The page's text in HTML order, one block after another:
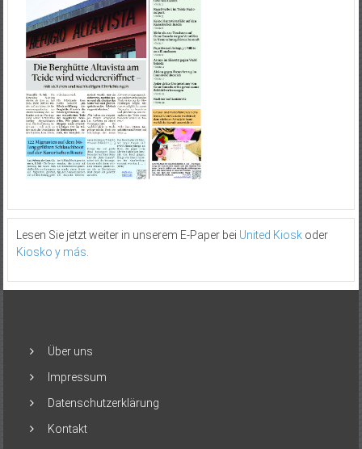
Lesen Sie jetzt weiter in unserem E-Paper bei United Kioskoder
Kiosko y más
Über uns
Impressum
Datenschutzerklärung
Kontakt